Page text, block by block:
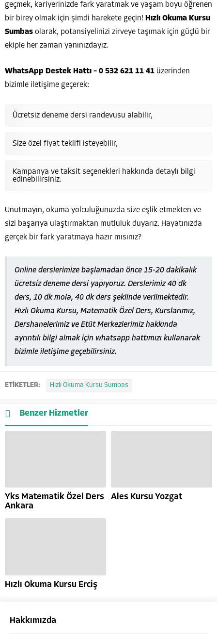
geçmek, kariyerinizde fark yaratmak ve yaşam boyu öğrenen
bir birey olmak için şimdi harekete geçin! Hızlı Okuma Kursu
Sumbas olarak, potansiyelinizi zirveye taşımak için güçlü bir
ekiple her zaman yanınızdayız.
WhatsApp Destek Hattı – 0 532 621 11 41 üzerinden
bizimle iletişime geçerek:
Ücretsiz deneme dersi randevusu alabilir,
Size özel fiyat teklifi isteyebilir,
Kampanya ve taksit seçenekleri hakkında detaylı bilgi
edinebilirsiniz.
Unutmayın, okuma yolculuğunuzda size eşlik etmekten ve
sizi başarıya ulaştırmaktan mutluluk duyarız. Hayatınızda
gerçek bir fark yaratmaya hazır mısınız?
Online derslerimize başlamadan önce 15-20 dakikalık
ücretsiz deneme dersi yapıyoruz. Derslerimiz 40 dk
ders, 10 dk mola, 40 dk ders şeklinde verilmektedir.
Hızlı Okuma Kursu, Matematik Özel Ders, Kurslarımız,
Dershanelerimiz ve Etüt Merkezlerimiz hakkında
ayrıntılı bilgi almak için whatsapp hattımızı kullanarak
bizimle iletişime geçebilirsiniz.
ETİKETLER: Hızlı Okuma Kursu Sumbas
Benzer Hizmetler
Yks Matematik Özel Ders
Ankara
Ales Kursu Yozgat
Hızlı Okuma Kursu Erciş
Hakkımızda